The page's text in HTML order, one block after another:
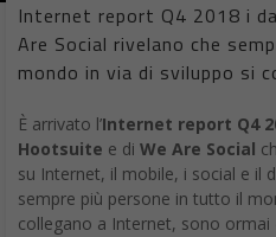
Internet report Q4 2018 i
Are Social rivelano che
mondo in via di sviluppo si
È arrivato l’Internet report Q4
Hootsuite e di We Are Social
su Internet, il mobile, i social e il
sempre più persone in tutto il
collegano a Internet, sono ormai